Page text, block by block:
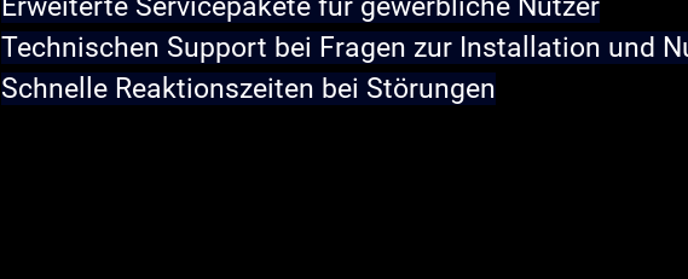
Erweiterte Servicepakete für gewerbliche Nutzer
Technischen Support bei Fragen zur Installation und
Schnelle Reaktionszeiten bei Störungen